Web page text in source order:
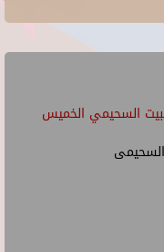
السحيمي الخميس
السحيمى